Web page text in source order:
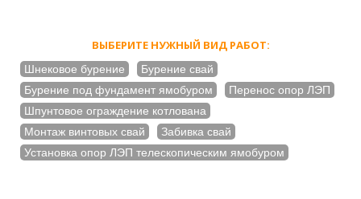
ВЫБЕРИТЕ НУЖНЫЙ ВИД РАБОТ:
Шнековое бурение
Бурение свай
Бурение под фундамент ямобуром
Перенос опор ЛЭП
Шпунтовое ограждение котлована
Монтаж винтовых свай
Забивка свай
Установка опор ЛЭП телескопическим ямобуром